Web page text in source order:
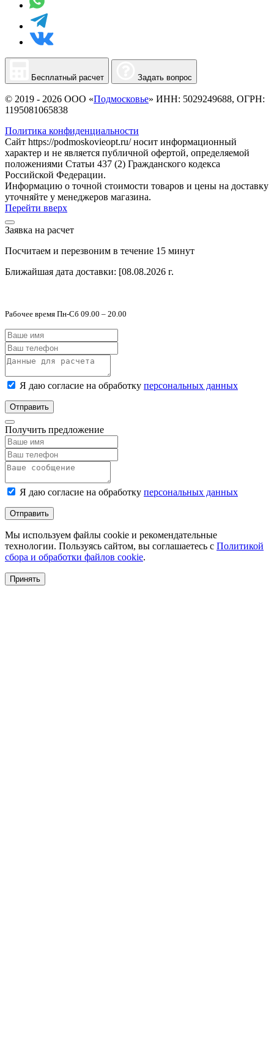
Бесплатный расчет Задать вопрос
© 2019 - 2026 ООО «Подмосковье» ИНН: 5029249688, ОГРН:
1195081065838
Политика конфиденциальности
Сайт https://podmoskovieopt.ru/ носит информационный
характер и не является публичной офертой, определяемой
положениями Статьи 437 (2) Гражданского кодекса
Российской Федерации.
Информацию о точной стоимости товаров и цены на доставку
уточняйте у менеджеров магазина.
Перейти вверх
Заявка на расчет
Посчитаем и перезвоним в течение 15 минут
Ближайшая дата доставки: [08.08.2026 г.
Рабочее время Пн-Сб 09.00 – 20.00
Я даю согласие на обработку персональных данных
Отправить
Получить предложение
Я даю согласие на обработку персональных данных
Отправить
Мы используем файлы cookie и рекомендательные
технологии. Пользуясь сайтом, вы соглашаетесь с Политикой
сбора и обработки файлов cookie.
Принять